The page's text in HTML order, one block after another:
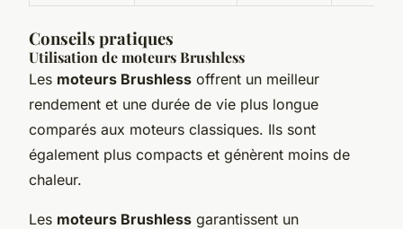
Conseils pratiques
Utilisation de moteurs Brushless
Les moteurs Brushless offrent un meilleur
rendement et une durée de vie plus longue
comparés aux moteurs classiques. Ils sont
également plus compacts et génèrent moins de
chaleur.
Les moteurs Brushless garantissent un